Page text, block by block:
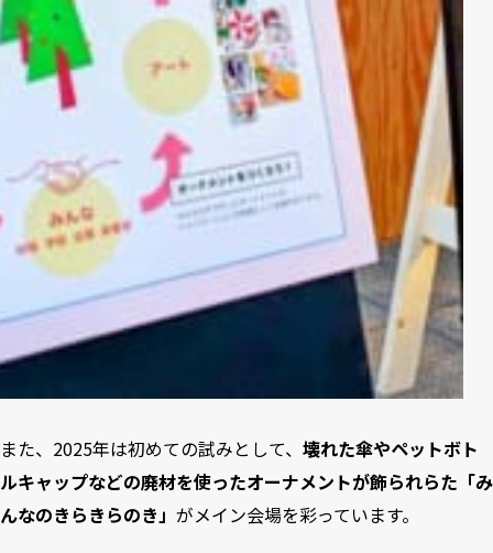
また、2025年は初めての試みとして、 壊れた傘やペットボト
ルキャップなどの廃材を使ったオーナメントが飾られらた「み
んなのきらきらのき」 がメイン会場を彩っています。